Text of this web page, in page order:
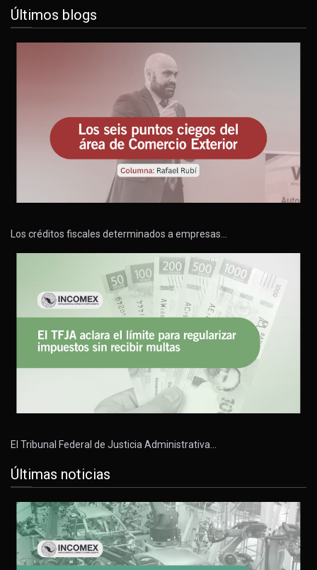
Últimos blogs
Los créditos fiscales determinados a empresas…
El Tribunal Federal de Justicia Administrativa…
Últimas noticias